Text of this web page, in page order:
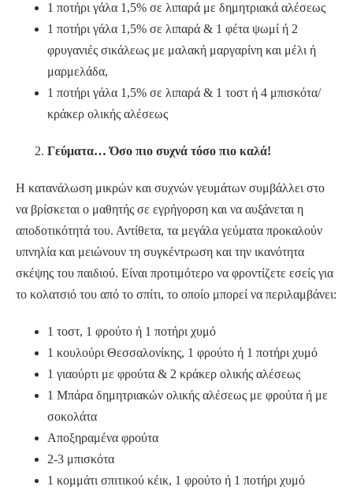
1 ποτήρι γάλα 1,5% σε λιπαρά με δημητριακά αλέσεως
1 ποτήρι γάλα 1,5% σε λιπαρά & 1 φέτα ψωμί ή 2
φρυγανιές σικάλεως με μαλακή μαργαρίνη και μέλι ή
μαρμελάδα,
1 ποτήρι γάλα 1,5% σε λιπαρά & 1 τοστ ή 4 μπισκότα/
κράκερ ολικής αλέσεως
Γεύματα… Όσο πιο συχνά τόσο πιο καλά!
Η κατανάλωση μικρών και συχνών γευμάτων συμβάλλει στο
να βρίσκεται ο μαθητής σε εγρήγορση και να αυξάνεται η
αποδοτικότητά του. Αντίθετα, τα μεγάλα γεύματα προκαλούν
υπνηλία και μειώνουν τη συγκέντρωση και την ικανότητα
σκέψης του παιδιού. Είναι προτιμότερο να φροντίζετε εσείς για
το κολατσιό του από το σπίτι, το οποίο μπορεί να περιλαμβάνει:
1 τοστ, 1 φρούτο ή 1 ποτήρι χυμό
1 κουλούρι Θεσσαλονίκης, 1 φρούτο ή 1 ποτήρι χυμό
1 γιαούρτι με φρούτα & 2 κράκερ ολικής αλέσεως
1 Μπάρα δημητριακών ολικής αλέσεως με φρούτα ή με
σοκολάτα
Αποξηραμένα φρούτα
2-3 μπισκότα
1 κομμάτι σπιτικού κέικ, 1 φρούτο ή 1 ποτήρι χυμό